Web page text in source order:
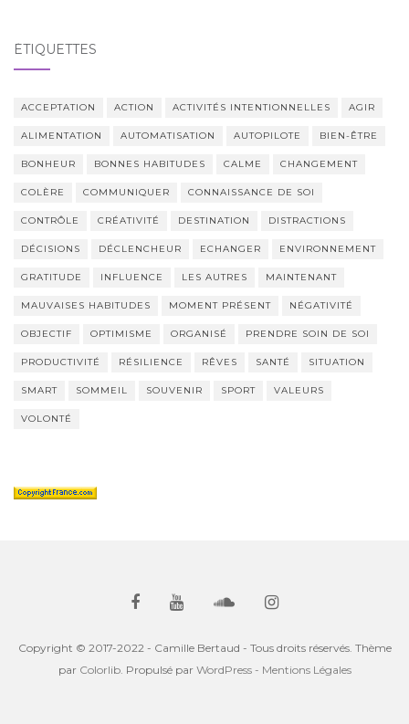
ÉTIQUETTES
ACCEPTATION ACTION ACTIVITÉS INTENTIONNELLES AGIR
ALIMENTATION AUTOMATISATION AUTOPILOTE BIEN-ÊTRE
BONHEUR BONNES HABITUDES CALME CHANGEMENT
COLÈRE COMMUNIQUER CONNAISSANCE DE SOI
CONTRÔLE CRÉATIVITÉ DESTINATION DISTRACTIONS
DÉCISIONS DÉCLENCHEUR ECHANGER ENVIRONNEMENT
GRATITUDE INFLUENCE LES AUTRES MAINTENANT
MAUVAISES HABITUDES MOMENT PRÉSENT NÉGATIVITÉ
OBJECTIF OPTIMISME ORGANISÉ PRENDRE SOIN DE SOI
PRODUCTIVITÉ RÉSILIENCE RÊVES SANTÉ SITUATION
SMART SOMMEIL SOUVENIR SPORT VALEURS
VOLONTÉ
Copyright © 2017-2022 - Camille Bertaud - Tous droits réservés. Thème
par Colorlib. Propulsé par WordPress - Mentions Légales